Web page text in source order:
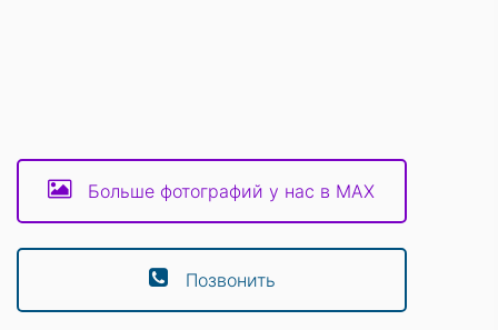
Больше фотографий у нас в MAX
Позвонить